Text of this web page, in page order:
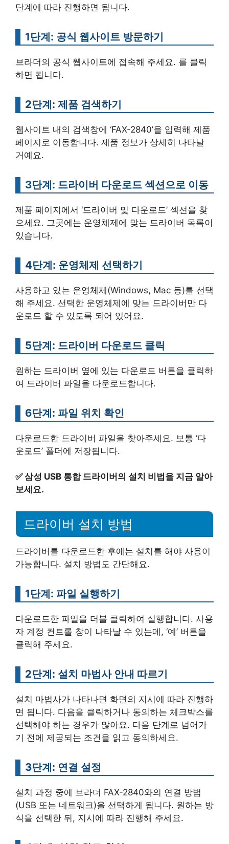
단계에 따라 진행하면 됩니다.
1단계: 공식 웹사이트 방문하기
브라더의 공식 웹사이트에 접속해 주세요. 를 클릭
하면 됩니다.
2단계: 제품 검색하기
웹사이트 내의 검색창에 ‘FAX-2840’을 입력해 제품
페이지로 이동합니다. 제품 정보가 상세히 나타날
거예요.
3단계: 드라이버 다운로드 섹션으로 이동
제품 페이지에서 ‘드라이버 및 다운로드’ 섹션을 찾
으세요. 그곳에는 운영체제에 맞는 드라이버 목록이
있습니다.
4단계: 운영체제 선택하기
사용하고 있는 운영체제(Windows, Mac 등)를 선택
해 주세요. 선택한 운영체제에 맞는 드라이버만 다
운로드 할 수 있도록 되어 있어요.
5단계: 드라이버 다운로드 클릭
원하는 드라이버 옆에 있는 다운로드 버튼을 클릭하
여 드라이버 파일을 다운로드합니다.
6단계: 파일 위치 확인
다운로드한 드라이버 파일을 찾아주세요. 보통 ‘다
운로드’ 폴더에 저장됩니다.
✅삼성 USB 통합 드라이버의 설치 비법을 지금 알아
보세요.
드라이버 설치 방법
드라이버를 다운로드한 후에는 설치를 해야 사용이
가능합니다. 설치 방법도 간단해요.
1단계: 파일 실행하기
다운로드한 파일을 더블 클릭하여 실행합니다. 사용
자 계정 컨트롤 창이 나타날 수 있는데, ‘예’ 버튼을
클릭해 주세요.
2단계: 설치 마법사 안내 따르기
설치 마법사가 나타나면 화면의 지시에 따라 진행하
면 됩니다. 다음을 클릭하거나 동의하는 체크박스를
선택해야 하는 경우가 많아요. 다음 단계로 넘어가
기 전에 제공되는 조건을 읽고 동의하세요.
3단계: 연결 설정
설치 과정 중에 브라더 FAX-2840와의 연결 방법
(USB 또는 네트워크)을 선택하게 됩니다. 원하는 방
식을 선택한 뒤, 지시에 따라 진행해 주세요.